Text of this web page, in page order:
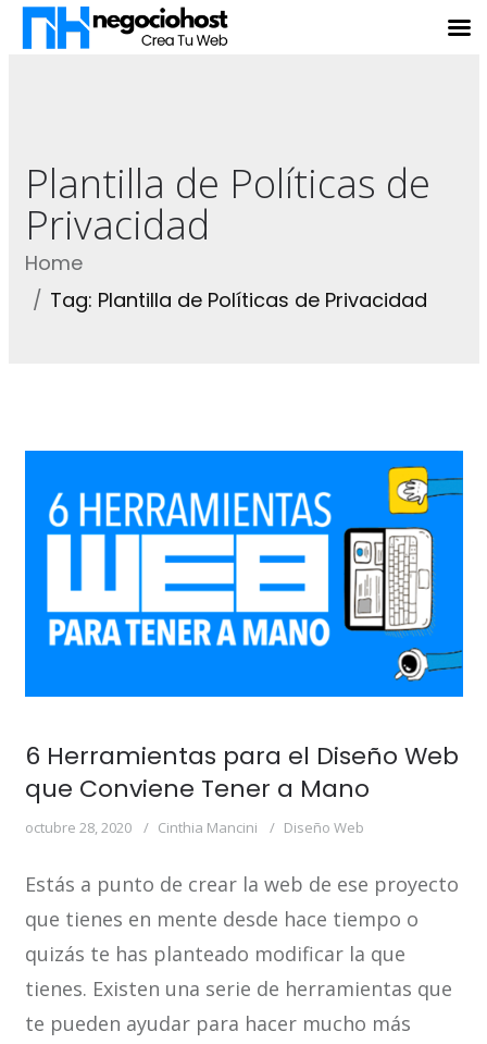
Plantilla de Políticas de
Privacidad
Home
Tag: Plantilla de Políticas de Privacidad
6 Herramientas para el Diseño Web
que Conviene Tener a Mano
octubre 28, 2020 Cinthia Mancini Diseño Web
Estás a punto de crear la web de ese proyecto
que tienes en mente desde hace tiempo o
quizás te has planteado modificar la que
tienes. Existen una serie de herramientas que
te pueden ayudar para hacer mucho más